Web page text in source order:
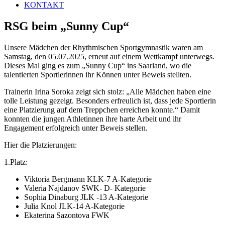
KONTAKT
RSG beim „Sunny Cup“
Unsere Mädchen der Rhythmischen Sportgymnastik waren am
Samstag, den 05.07.2025, erneut auf einem Wettkampf unterwegs.
Dieses Mal ging es zum „Sunny Cup“ ins Saarland, wo die
talentierten Sportlerinnen ihr Können unter Beweis stellten.
Trainerin Irina Soroka zeigt sich stolz: „Alle Mädchen haben eine
tolle Leistung gezeigt. Besonders erfreulich ist, dass jede Sportlerin
eine Platzierung auf dem Treppchen erreichen konnte.“ Damit
konnten die jungen Athletinnen ihre harte Arbeit und ihr
Engagement erfolgreich unter Beweis stellen.
Hier die Platzierungen:
1.Platz:
Viktoria Bergmann KLK-7 A-Kategorie
Valeria Najdanov SWK- D- Kategorie
Sophia Dinaburg JLK -13 A-Kategorie
Julia Knol JLK-14 A-Kategorie
Ekaterina Sazontova FWK